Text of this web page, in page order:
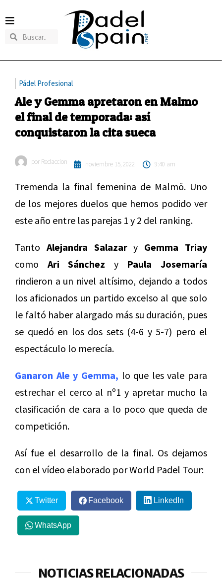
Pádel Profesional
Ale y Gemma apretaron en Malmo
el final de temporada: así
conquistaron la cita sueca
por Redaccion noviembre 15, 2022 9:40 am
Tremenda la final femenina de Malmö. Uno
de los mejores duelos que hemos podido ver
este año entre las parejas 1 y 2 del ranking.
Tanto Alejandra Salazary Gemma Triay
como Ari Sánchez y Paula Josemaría
rindieron a un nivel altísimo, dejando a todos
los aficionados un partido excelso al que solo
le faltó haber alargado más su duración, pues
se quedó en los dos sets (4-6 y 5-7) pero el
espectáculo lo merecía.
Ganaron Ale y Gemma, lo que les vale para
estrechar el cerco al nº1 y apretar mucho la
clasificación de cara a lo poco que queda de
competición.
Así fue el desarrollo de la final. Os dejamos
con el vídeo elaborado por World Padel Tour:
Twitter Facebook LinkedIn
WhatsApp
NOTICIAS RELACIONADAS